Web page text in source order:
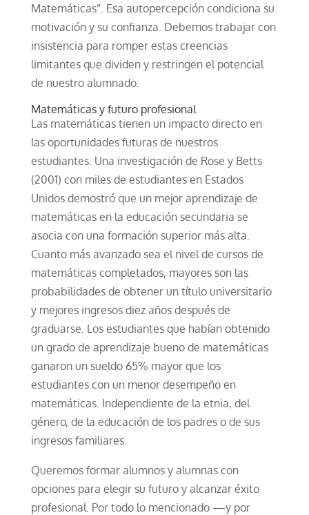
Matemáticas”. Esa autopercepción condiciona su
motivación y su confianza. Debemos trabajar con
insistencia para romper estas creencias
limitantes que dividen y restringen el potencial
de nuestro alumnado.
Matemáticas y futuro profesional
Las matemáticas tienen un impacto directo en
las oportunidades futuras de nuestros
estudiantes. Una investigación de Rose y Betts
(2001) con miles de estudiantes en Estados
Unidos demostró que un mejor aprendizaje de
matemáticas en la educación secundaria se
asocia con una formación superior más alta.
Cuanto más avanzado sea el nivel de cursos de
matemáticas completados, mayores son las
probabilidades de obtener un título universitario
y mejores ingresos diez años después de
graduarse. Los estudiantes que habían obtenido
un grado de aprendizaje bueno de matemáticas
ganaron un sueldo 65% mayor que los
estudiantes con un menor desempeño en
matemáticas. Independiente de la etnia, del
género, de la educación de los padres o de sus
ingresos familiares.
Queremos formar alumnos y alumnas con
opciones para elegir su futuro y alcanzar éxito
profesional. Por todo lo mencionado —y por